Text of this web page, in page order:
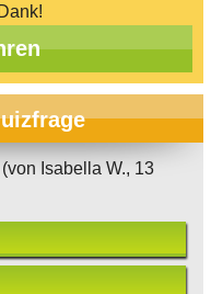
Isabella W., 13